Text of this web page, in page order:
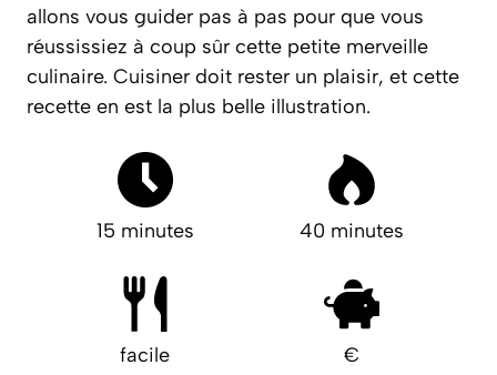
allons vous guider pas à pas pour que vous
réussissiez à coup sûr cette petite merveille
culinaire. Cuisiner doit rester un plaisir, et cette
recette en est la plus belle illustration.
15 minutes 40 minutes
facile €